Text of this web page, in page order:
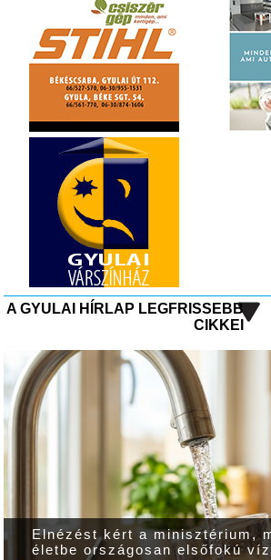
A GYULAI HÍRLAP LEGFRISSEBB
CIKKEI
Vitézy Dávid: lassítja a
festéssel is védi a